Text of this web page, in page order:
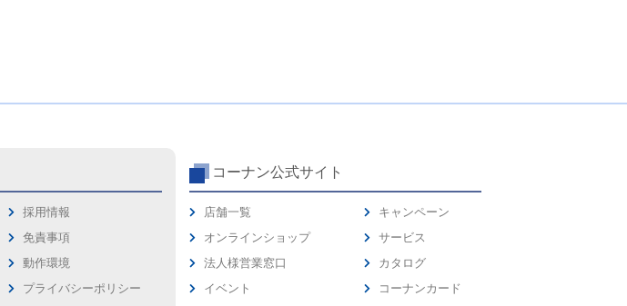
採用情報
免責事項
動作環境
プライバシーポリシー
コーナン公式サイト
店舗一覧
オンラインショップ
法人様営業窓口
イベント
キャンペーン
サービス
カタログ
コーナンカード